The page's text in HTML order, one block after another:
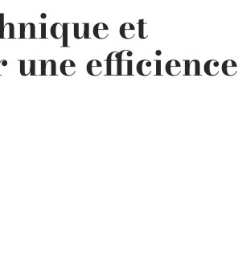
et
efficience